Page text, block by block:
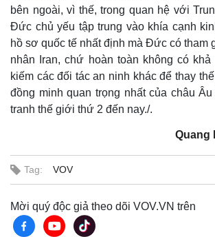
Pháp luật
Vụ án
Tin nóng
Tư vấn luật
Quân sự -
Vũ khí
bên ngoài, vì thế, trong quan hệ với
Đức chủ yếu tập trung vào khía cạnh
hồ sơ quốc tế nhất định mà Đức có tham
nhân Iran, chứ hoàn toàn không có
kiếm các đối tác an ninh khác để thay
đồng minh quan trọng nhất của châu
tranh thế giới thứ 2 đến nay./.
Quang
Tag: VOV
Mời quý độc giả theo dõi VOV.VN trên